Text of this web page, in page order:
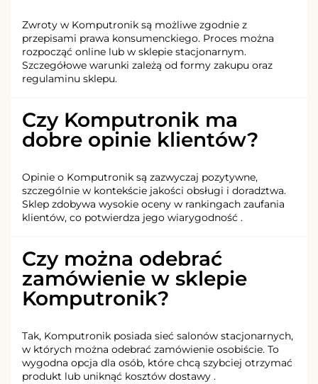
Zwroty w Komputronik są możliwe zgodnie z
przepisami prawa konsumenckiego. Proces można
rozpocząć online lub w sklepie stacjonarnym.
Szczegółowe warunki zależą od formy zakupu oraz
regulaminu sklepu.
Czy Komputronik ma
dobre opinie klientów?
Opinie o Komputronik są zazwyczaj pozytywne,
szczególnie w kontekście jakości obsługi i doradztwa.
Sklep zdobywa wysokie oceny w rankingach zaufania
klientów, co potwierdza jego wiarygodność .
Czy można odebrać
zamówienie w sklepie
Komputronik?
Tak, Komputronik posiada sieć salonów stacjonarnych,
w których można odebrać zamówienie osobiście. To
wygodna opcja dla osób, które chcą szybciej otrzymać
produkt lub uniknąć kosztów dostawy .